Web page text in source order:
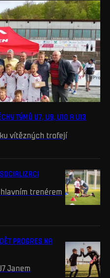
TÝMŮ U7, U9, U10 A U13
vítězných trofejí
trenérem
PROGRES NA
Janem